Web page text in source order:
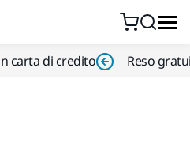
carta di credito Reso